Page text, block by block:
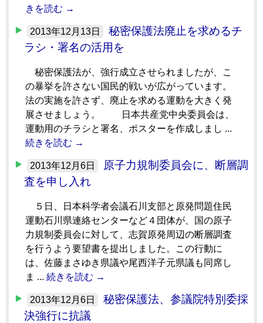
きを読む →
2013年12月13日
秘密保護法廃止を求めるチ
ラシ・署名の活用を
秘密保護法が、強行成立させられましたが、こ
の暴挙を許さない国民的戦いが広がっています。
法の実施を許さず、廃止を求める運動を大きく発
展させましょう。 日本共産党中央委員会は、
運動用のチラシと署名、ポスターを作成しまし ...
続きを読む →
2013年12月6日
原子力規制委員会に、断層調
査を申し入れ
５日、日本科学者会議石川支部と原発問題住民
運動石川県連絡センターなど４団体が、国の原子
力規制委員会に対して、志賀原発周辺の断層調査
を行うよう要望書を提出しました。この行動に
は、佐藤まさゆき県議や尾西洋子元県議も同席し
ま ... 続きを読む →
2013年12月6日
秘密保護法、参議院特別委採
決強行に抗議